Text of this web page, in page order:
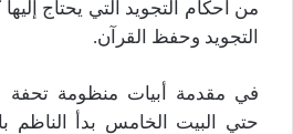
من أحكام التجويد التي يحتاج
التجويد وحفظ القرآن.
في مقدمة أبيات منظومة تحفة
حتي البيت الخامس بدأ الناظم